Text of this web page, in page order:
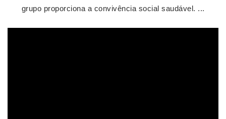
grupo proporciona a convivência social saudável. ...